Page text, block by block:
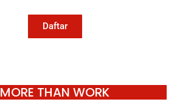
Daftar
MORE THAN WORK